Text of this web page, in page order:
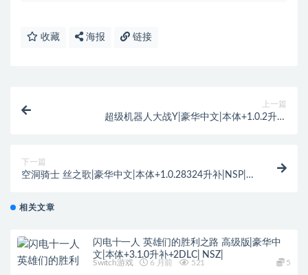
收藏 海报 链接
上一篇
超级机器人大战Y|豪华中文|本体+1.0.2升补
下一篇
空洞骑士 丝之歌|豪华中文|本体+1.0.28324升补|NSP|
相关文章
闪电十一人 英雄们的胜利之路 高级版|豪华中
文|本体+3.1.0升补+2DLC| NSZ|
Switch游戏 6 月前 521 5